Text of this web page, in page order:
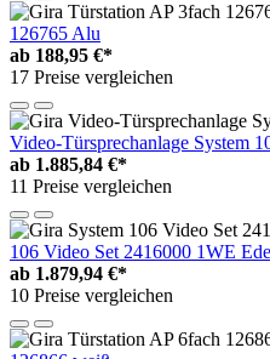
126765 Alu
ab 188,95 €*
17 Preise vergleichen
Video-Türsprechanlage System
ab 1.885,84 €*
11 Preise vergleichen
106 Video Set 2416000 1WE
ab 1.879,94 €*
10 Preise vergleichen